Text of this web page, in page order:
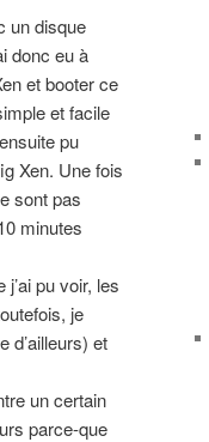
un disque
donc eu à
et booter ce
et facile
pu
Xen. Une fois
sont pas
minutes
pu voir, les
je
d’ailleurs) et
un certain
parce-que